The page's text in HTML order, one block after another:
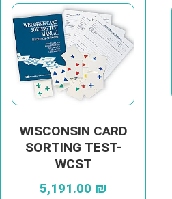
WISCONSIN CARD
SORTING TEST-
WCST
5,191.00 ₪